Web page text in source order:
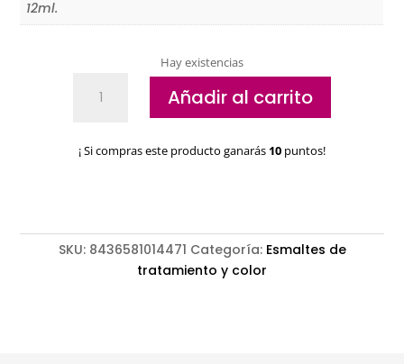
12ml.
Hay existencias
Katai
Gelfix
Añadir al carrito
¡ Si compras este producto ganarás 10 puntos!
SKU: 8436581014471 Categoría: Esmaltes de
tratamiento y color